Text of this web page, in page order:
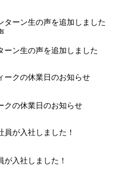
ーン生の声を追加しました
クの休業日のお知らせ
が入社しました！